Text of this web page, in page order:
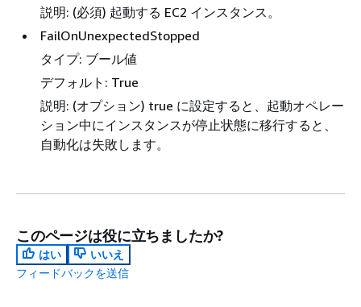
説明: (必須) 起動する EC2 インスタンス。
FailOnUnexpectedStopped
タイプ: ブール値
デフォルト: True
説明: (オプション) true に設定すると、起動オペレー
ション中にインスタンスが停止状態に移行すると、
自動化は失敗します。
このページは役に立ちましたか?
はい
いいえ
フィードバックを送信